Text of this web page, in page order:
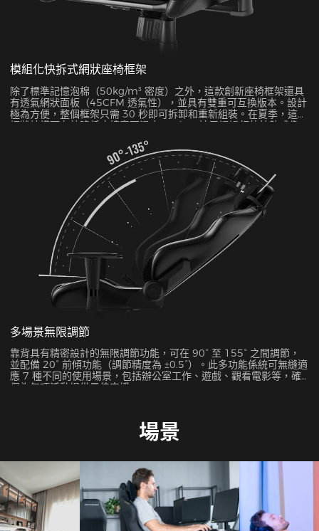
模組化快拆式網狀座椅框架
除了標準記憶泡棉（50kg/m³ 密度）之外，這款創新座椅框架還具
有透氣網狀面板（45CFM 透氣性），並具有雙重可互換版本。設計
極為方便，整個框架只需 30 秒即可拆卸和重新組裝。在夏季，這種
網狀結構可有效降低座椅表面溫度 5-8°C，這已通過紅外線熱成像
多場景無限調節
靠背具有精密設計的無限調節功能，可在 90° 至 155° 之間調節，
並配備 20° 前傾功能（調節精度為 ±0.5°）。此多功能係統可無縫適
應 7 種不同的使用場景，包括辦公室工作、遊戲、觀看電影等，確
保為每項活動提供最佳支援。
場景